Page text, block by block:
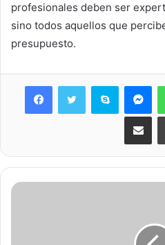
profesionales deben ser
sino todos aquellos que
presupuesto.
Skype
Share